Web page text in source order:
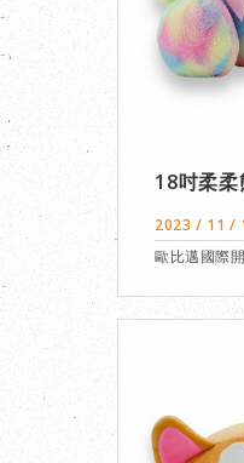
18吋柔柔
2023 / 11 /
歐比邁國際